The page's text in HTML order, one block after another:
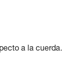
a la cuerda.